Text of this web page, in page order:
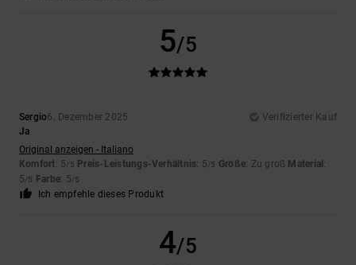
5/5
Sergio6. Dezember 2025
Verifizierter Kauf
Ja
Original anzeigen - Italiano
Komfort: 5/5 Preis-Leistungs-Verhältnis: 5/5 Größe: Zu groß Material :
5/5 Farbe: 5/5
Ich empfehle dieses Produkt
4/5